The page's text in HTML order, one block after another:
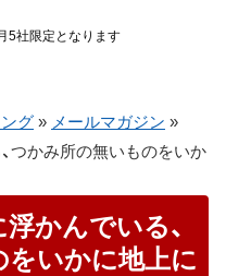
5社限定となります
グ » メールマガジン »
つかみ所の無いものをいか
浮かんでいる、
いかに地上に